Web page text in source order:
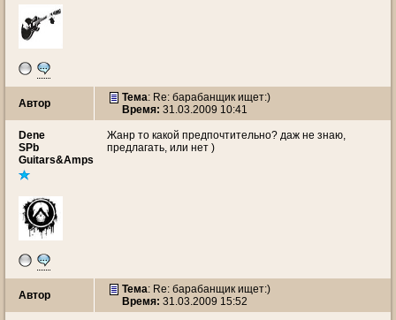
Автор Тема: Re: барабанщик ищет:)
Время: 31.03.2009 10:41
Dene
SPb
Guitars&Amps
Жанр то какой предпочтительно? даж не знаю,
предлагать, или нет )
Автор Тема: Re: барабанщик ищет:)
Время: 31.03.2009 15:52